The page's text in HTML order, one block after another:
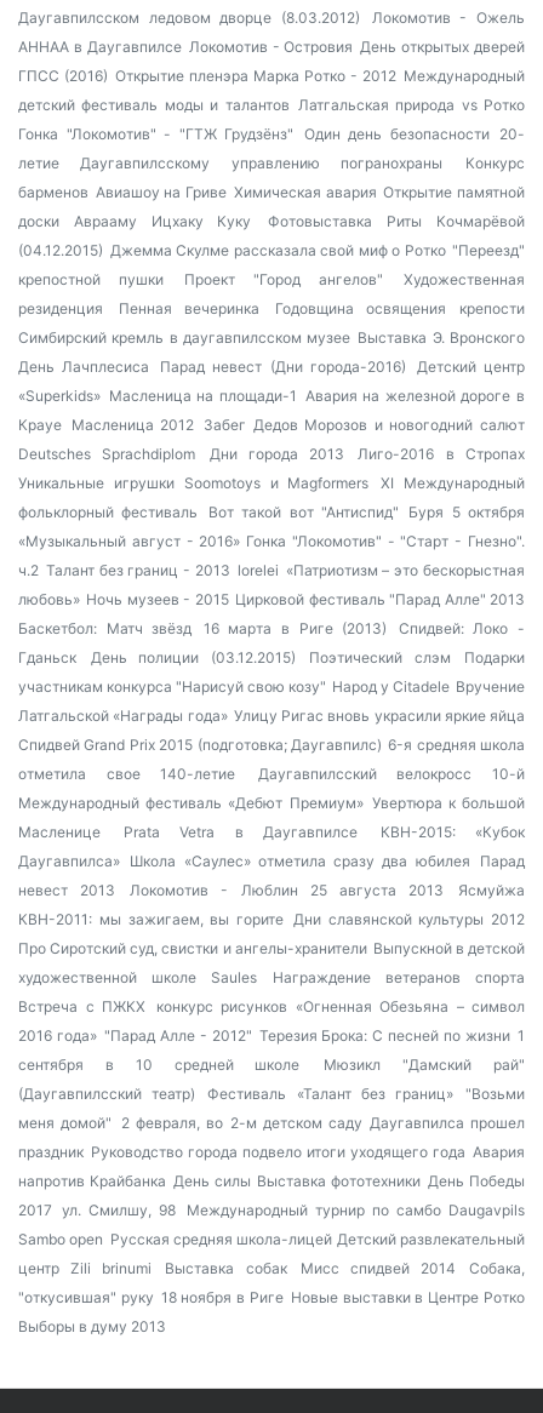
Даугавпилсском ледовом дворце (8.03.2012)
Локомотив - Ожель
AHHAA в Даугавпилсе Локомотив - Островия День открытых дверей
ГПСС (2016) Открытие пленэра Марка Ротко - 2012 Международный
детский фестиваль моды и талантов Латгальская природа vs Ротко
Гонка "Локомотив" - "ГТЖ Грудзёнз"
Один день безопасности
20-
летие Даугавпилсскому управлению погранохраны
Конкурс
барменов Авиашоу на Гриве Химическая авария Открытие памятной
доски Аврааму Ицхаку Куку
Фотовыставка Риты Кочмарёвой
(04.12.2015) Джемма Скулме рассказала свой миф о Ротко "Переезд"
крепостной пушки
Проект "Город ангелов"
Художественная
резиденция
Пенная вечеринка
Годовщина освящения крепости
Симбирский кремль в даугавпилсском музее Выставка Э. Вронского
День Лачплесиса
Парад невест (Дни города-2016)
Детский центр
«Superkids» Масленица на площади-1 Авария на железной дороге в
Крауе Масленица 2012 Забег Дедов Морозов и новогодний салют
Deutsches Sprachdiplom
Дни города 2013
Лиго-2016 в Стропах
Уникальные игрушки Soomotoys и Magformers
XI Международный
фольклорный фестиваль
Вот такой вот "Антиспид"
Буря 5 октября
«Музыкальный август - 2016» Гонка "Локомотив" - "Старт - Гнезно".
ч.2 Талант без границ - 2013 lorelei «Патриотизм – это бескорыстная
любовь» Ночь музеев - 2015 Цирковой фестиваль "Парад Алле" 2013
Баскетбол: Матч звёзд
16 марта в Риге (2013)
Спидвей: Локо -
Гданьск
День полиции (03.12.2015) Поэтический слэм
Подарки
участникам конкурса "Нарисуй свою козу" Народ у Citadele Вручение
Латгальской «Награды года» Улицу Ригас вновь украсили яркие яйца
Спидвей Grand Prix 2015 (подготовка; Даугавпилс) 6-я средняя школа
отметила свое 140-летие
Даугавпилсский велокросс10-й
Международный фестиваль «Дебют Премиум» Увертюра к большой
Масленице
Prata Vetra в Даугавпилсе
КВН-2015: «Кубок
Даугавпилса» Школа «Саулес» отметила сразу два юбилея
Парад
невест 2013
Локомотив - Люблин 25 августа 2013
Ясмуйжа
КВН-2011: мы зажигаем, вы горите Дни славянской культуры 2012
Про Сиротский суд, свистки и ангелы-хранители Выпускной в детской
художественной школе Saules
Награждение ветеранов спорта
Встреча с ПЖКХ
конкурс рисунков «Огненная Обезьяна – символ
2016 года» "Парад Алле - 2012" Терезия Брока: С песней по жизни 1
сентября в 10 средней школе
Мюзикл "Дамский рай"
(Даугавпилсский театр)
Фестиваль «Талант без границ»
"Возьми
меня домой"
2 февраля, во 2-м детском саду Даугавпилса прошел
праздник Руководство города подвело итоги уходящего года Авария
напротив Крайбанка День силы Выставка фототехники День Победы
2017
ул. Смилшу, 98
Международный турнир по самбо Daugavpils
Sambo open Русская средняя школа-лицей Детский развлекательный
центр Zili brinumi
Выставка собак Мисс спидвей 2014
Собака,
"откусившая" руку 18 ноября в Риге Новые выставки в Центре Ротко
Выборы в думу 2013